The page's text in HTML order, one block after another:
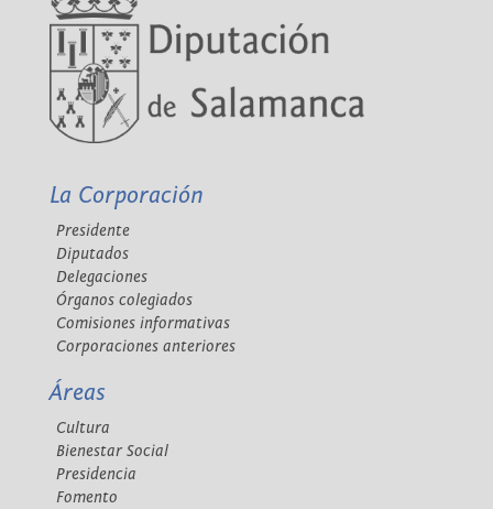
La Corporación
Presidente
Diputados
Delegaciones
Órganos colegiados
Comisiones informativas
Corporaciones anteriores
Áreas
Cultura
Bienestar Social
Presidencia
Fomento